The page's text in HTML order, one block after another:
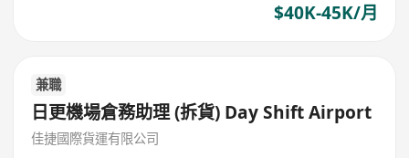
$40K-45K/月
兼職
日更機場倉務助理 (拆貨) Day Shift Airport
佳捷國際貨運有限公司